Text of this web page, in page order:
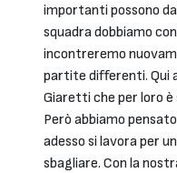
importanti possono
squadra dobbiamo
incontreremo
partite differenti. Qui
Giaretti che per loro
Però abbiamo
adesso si lavora per
sbagliare. Con la